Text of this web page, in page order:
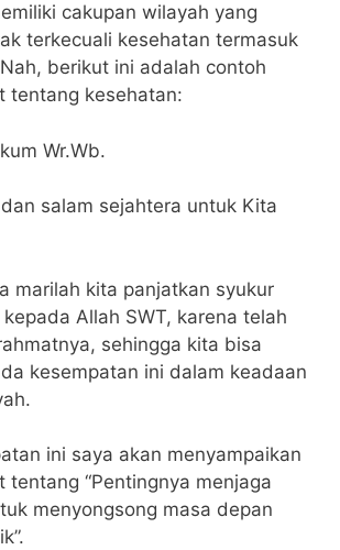
cakupan wilayah yang
terkecuali kesehatan termasuk
berikut ini adalah contoh
tentang kesehatan:
Wr.Wb.
salam sejahtera untuk Kita
marilah kita panjatkan syukur
Allah SWT, karena telah
sehingga kita bisa
kesempatan ini dalam keadaan
ini saya akan menyampaikan
tentang “Pentingnya menjaga
menyongsong masa depan